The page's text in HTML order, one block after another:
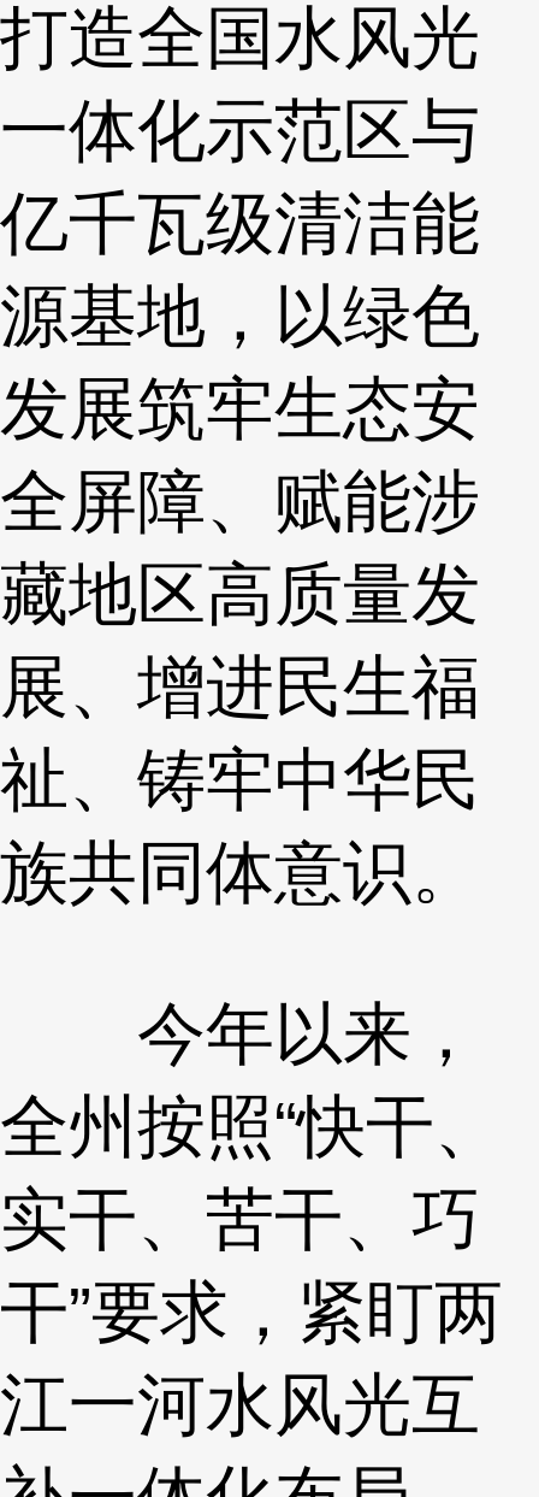
打造全国水风光
一体化示范区与
亿千瓦级清洁能
源基地，以绿色
发展筑牢生态安
全屏障、赋能涉
藏地区高质量发
展、增进民生福
祉、铸牢中华民
族共同体意识。
今年以来，
全州按照“快干、
实干、苦干、巧
干”要求，紧盯两
江一河水风光互